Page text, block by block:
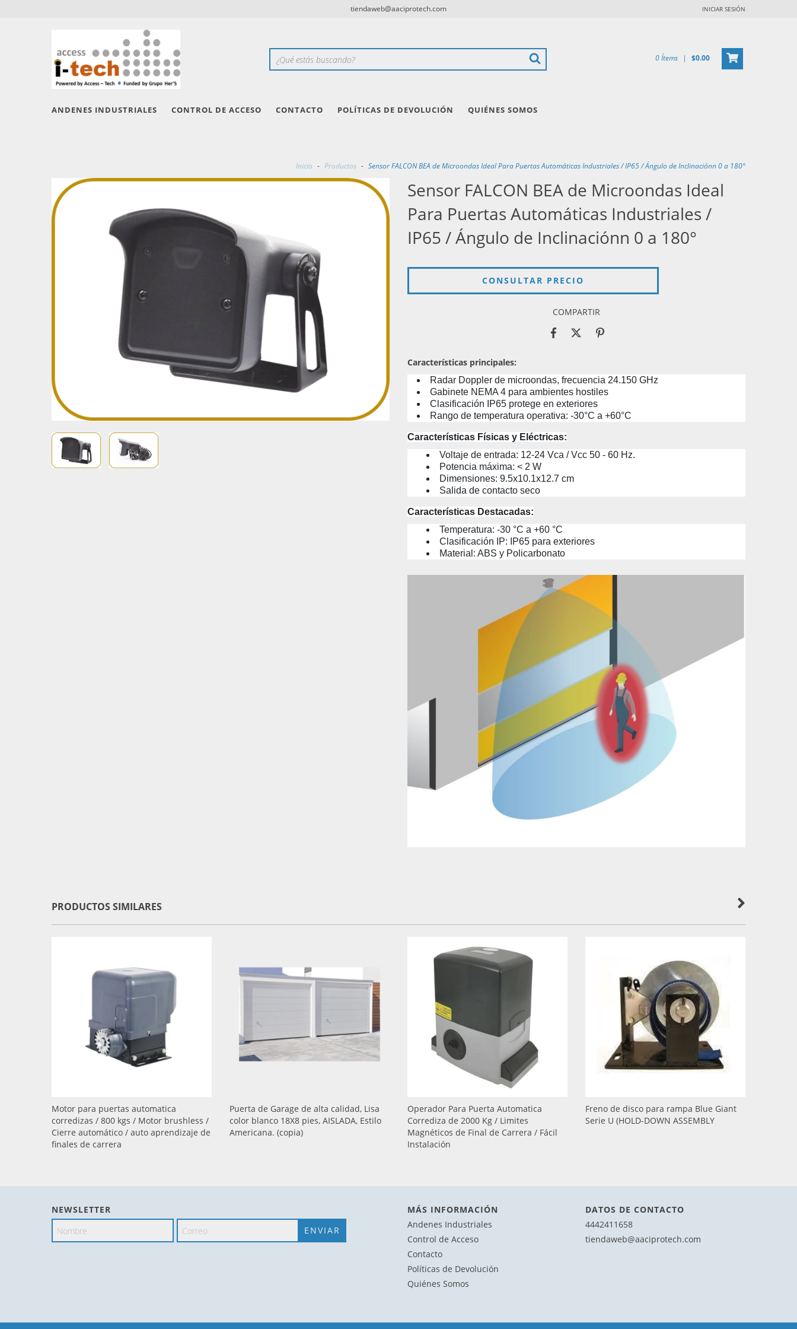
tiendaweb@aaciprotech.com INICIAR SESIÓN
0Ítems | $0.00
ANDENES INDUSTRIALES CONTROL DE ACCESO CONTACTO POLÍTICAS DE DEVOLUCIÓN QUIÉNES SOMOS
Inicio - Productos - Sensor FALCON BEA de Microondas Ideal Para Puertas Automáticas Industriales / IP65 / Ángulo de Inclinaciónn 0 a 180°
Sensor FALCON BEA de Microondas Ideal
Para Puertas Automáticas Industriales /
IP65 / Ángulo de Inclinaciónn 0 a 180°
COMPARTIR
Características principales:
Radar Doppler de microondas, frecuencia 24.150 GHz
Gabinete NEMA 4 para ambientes hostiles
Clasificación IP65 protege en exteriores
Rango de temperatura operativa: -30°C a +60°C
Características Físicas y Eléctricas:
Voltaje de entrada: 12-24 Vca / Vcc 50 - 60 Hz.
Potencia máxima: < 2 W
Dimensiones: 9.5x10.1x12.7 cm
Salida de contacto seco
Características Destacadas:
Temperatura: -30 °C a +60 °C
Clasificación IP: IP65 para exteriores
Material: ABS y Policarbonato
PRODUCTOS SIMILARES
Motor para puertas automatica
corredizas / 800 kgs / Motor brushless /
Cierre automático / auto aprendizaje de
finales de carrera
Puerta de Garage de alta calidad, Lisa
color blanco 18X8 pies, AISLADA, Estilo
Americana. (copia)
Operador Para Puerta Automatica
Corrediza de 2000 Kg / Limites
Magnéticos de Final de Carrera / Fácil
Instalación
Freno de disco para rampa Blue Giant
Serie U (HOLD-DOWN ASSEMBLY
NEWSLETTER
MÁS INFORMACIÓN
Andenes Industriales
Control de Acceso
Contacto
Políticas de Devolución
Quiénes Somos
DATOS DE CONTACTO
4442411658
tiendaweb@aaciprotech.com